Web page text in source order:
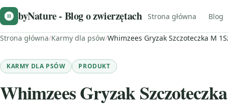
byNature - Blog o zwierzętach Strona główna Blog
Strona główna/Karmy dla psów/Whimzees Gryzak Szczoteczka M
KARMY DLA PSÓW PRODUKT
Whimzees Gryzak